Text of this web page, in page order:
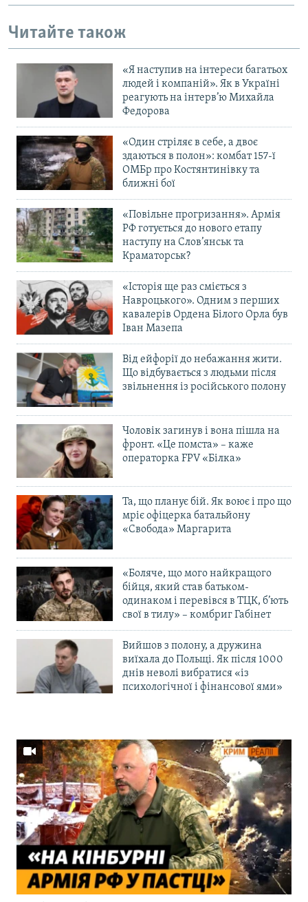
Читайте також
«Я наступив на інтереси багатьох
людей і компаній». Як в Україні
реагують на інтерв’ю Михайла
Федорова
«Один стріляє в себе, а двоє
здаються в полон»: комбат 157-ї
ОМБр про Костянтинівку та
ближні бої
«Повільне прогризання». Армія
РФ готується до нового етапу
наступу на Слов’янськ та
Краматорськ?
«Історія ще раз сміється з
Навроцького». Одним з перших
кавалерів Ордена Білого Орла був
Іван Мазепа
Від ейфорії до небажання жити.
Що відбувається з людьми після
звільнення із російського полону
Чоловік загинув і вона пішла на
фронт. «Це помста» – каже
операторка FPV «Білка»
Та, що планує бій. Як воює і про що
мріє офіцерка батальйону
«Свобода» Маргарита
«Боляче, що мого найкращого
бійця, який став батьком-
одинаком і перевівся в ТЦК, б’ють
свої в тилу» – комбриг Габінет
Вийшов з полону, а дружина
виїхала до Польщі. Як після 1000
днів неволі вибратися «із
психологічної і фінансової ями»